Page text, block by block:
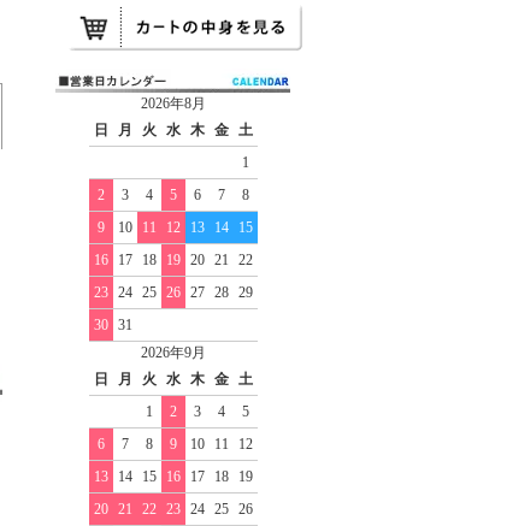
2026年8月
日
月 火 水 木 金
土
1
2
3 4 5 6 7
8
9
10 11 12 13 14
15
16
17 18 19 20 21
22
23
24 25 26 27 28
29
30
31
2026年9月
日
月 火 水 木 金
土
1
2 3 4
5
6
7 8 9 10 11
12
13
14 15 16 17 18
19
20
21 22 23 24 25
26